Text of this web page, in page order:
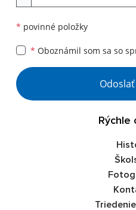
* povinné položky
* Oboznámil som sa so
Google reCaptcha Response
Rýchle